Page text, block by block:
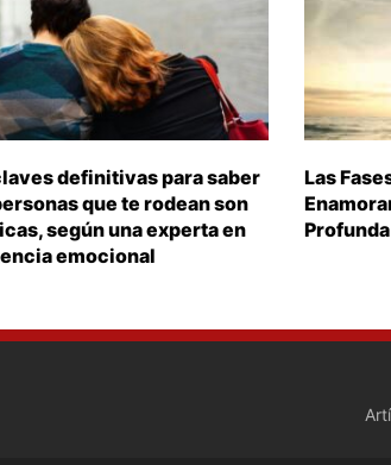
definitivas para saber
que te rodean son
según una experta en
emocional
Las
Profunda